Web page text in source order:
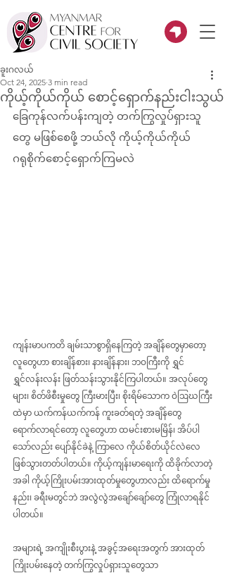
ကိုယ့်ကိုယ်ကိုယ် စောင့်ရှောက်နည်းငါးသွယ်
ခူးဂလယ်
Oct 24, 2025 3 min read
ခြေကုန်လက်ပန်းကျတဲ့ တက်ကြွလှုပ်ရှားသူ
တွေ မဖြစ်စေဖို့ ဘယ်လို ကိုယ့်ကိုယ်ကိုယ်
ဂရုစိုက်စောင့်ရှောက်ကြမလဲ
ကျန်းမာပကတိ ချမ်းသာစွာရှိနေကြတဲ့ အချိန်တွေမှာတော့
လူတွေဟာ စားချိန်စား၊ နားချိန်နား၊ ဘဝကြီးကို ရွှင်
ရွှင်လန်းလန်း ဖြတ်သန်းသွားနိုင်ကြပါတယ်။ အလုပ်တွေ
များ၊ စိတ်ဖိစီးမှုတွေ ကြီးမားပြီး၊ စိုးရိမ်သောက ဝဲဩဃကြီး
ထဲမှာ ယက်ကန်ယက်ကန် ကူးခတ်ရတဲ့ အချိန်တွေ
ရောက်လာရင်တော့ လူတွေဟာ ထမင်းစားမမြိန်၊ အိပ်ပါ
သော်လည်း ပျော်နိုင်ခဲနဲ့ ကြာလေ ကိုယ်စိတ်ယိုင်လဲလေ
ဖြစ်သွားတတ်ပါတယ်။ ကိုယ့်ကျန်းမာရေးကို ထိခိုက်လာတဲ့
အခါ ကိုယ့်ကြိုးပမ်းအားထုတ်မှုတွေဟာလည်း ထိရောက်မှု
နည်း၊ ခရီးမတွင်ဘဲ အလွဲလွဲအချော်ချော်တွေ ကြုံလာရနိုင်
ပါတယ်။
အများရဲ့ အကျိုးစီးပွားနဲ့ အခွင့်အရေးအတွက် အားထုတ်
ကြိုးပမ်းနေတဲ့ တက်ကြွလှုပ်ရှားသူတွေသာ